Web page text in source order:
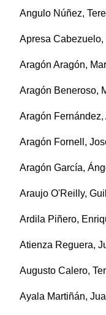
Angulo Núñez,
Apresa
Aragón Aragón,
Aragón Beneroso,
Aragón
Aragón Fornell,
Aragón García,
Araujo O'Reilly,
Ardila Piñero,
Atienza Reguera,
Augusto Calero,
Ayala Martiñán,